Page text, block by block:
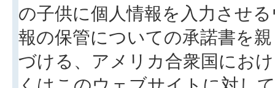
の子供に個人情報を入力させ
報の保管についての承諾書を
づける、アメリカ合衆国にお